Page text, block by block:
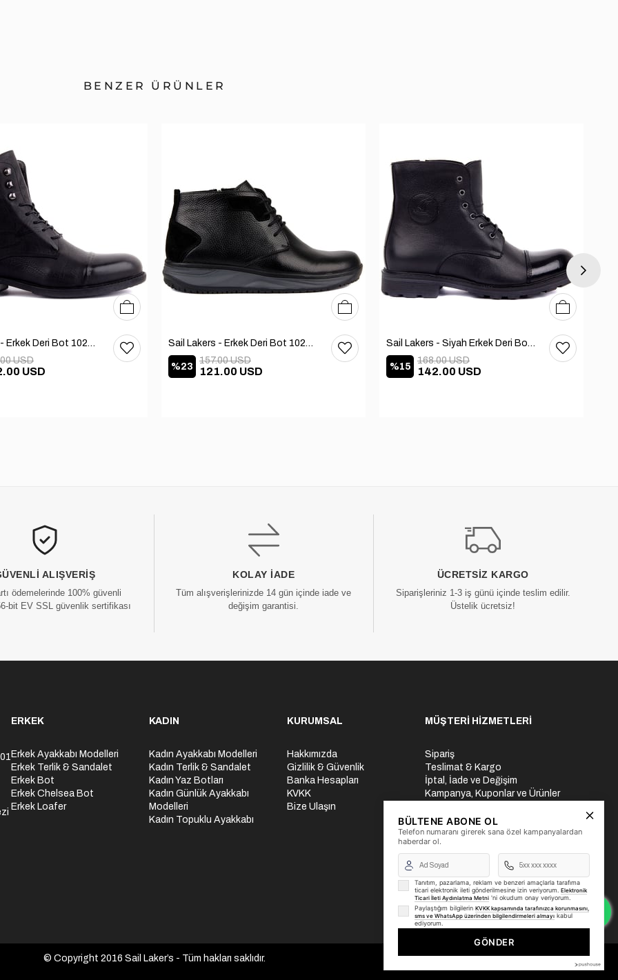
BENZER ÜRÜNLER
Sail Lakers - Erkek Deri Bot 102-1948-GOL
USD
USD
40 414243
Sail Lakers - Erkek Deri Bot 102-2867-65390
%23 121.00 USD
157.00 USD
40 414243
Sail Lakers - Siyah Erkek Deri Bot 102-1585-41300
%15 142.00 USD
168.00 USD
4041 42
ALIŞVERIŞ
ödemelerinde 100% güvenli
bit EV SSL güvenlik sertifikası
KOLAY İADE
Tüm alışverişlerinizde 14 gün içinde iade ve
değişim garantisi.
ÜCRETSIZ KARGO
Siparişleriniz 1-3 iş günü içinde teslim edilir.
Üstelik ücretsiz!
ERKEK
Erkek Ayakkabı Modelleri
Erkek Terlik & Sandalet
Erkek Bot
Erkek Chelsea Bot
Erkek Loafer
KADIN
Kadın Ayakkabı Modelleri
Kadın Terlik & Sandalet
Kadın Yaz Botları
Kadın Günlük Ayakkabı
Modelleri
Kadın Topuklu Ayakkabı
KURUMSAL
Hakkımızda
Gizlilik & Güvenlik
Banka Hesapları
KVKK
Bize Ulaşın
MÜŞTERİ HİZMETLERİ
Sipariş
Teslimat & Kargo
İptal, İade ve Değişim
Kampanya, Kuponlar ve Ürünler
Üyelik İşlemleri
Yurtdışı Gönderi
© Copyright 2016 Sail Laker’s - Tüm hakları saklıdır.
BÜLTENE ABONE OL
Telefon numaranı girerek sana özel kampanyalardan
haberdar ol.
Tanıtım, pazarlama, reklam ve benzeri amaçlarla tarafıma
ticari elektronik ileti gönderilmesine izin veriyorum. Elektronik
Ticari İleti Aydınlatma Metni 'ni okudum onay veriyorum.
Paylaştığım bilgilerin KVKK kapsamında tarafınızca korunmasını,
sms ve WhatsApp üzerinden bilgilendirmeleri almayı kabul
ediyorum.
GÖNDER